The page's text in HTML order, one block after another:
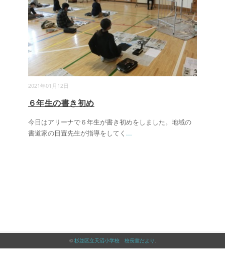
2021年01月12日
６年生の書き初め
今日はアリーナで６年生が書き初めをしました。地域の
書道家の日置先生が指導をしてく ...
© 杉並区立天沼小学校 校長室だより .